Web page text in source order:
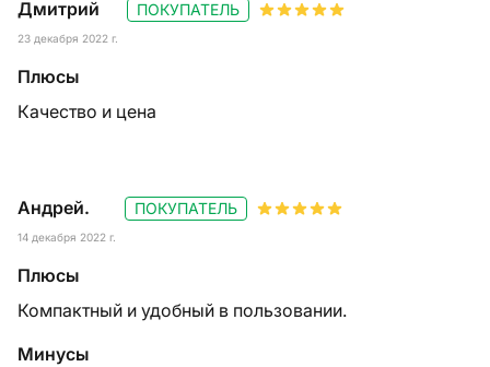
Дмитрий
23 декабря 2022 г.
ПОКУПАТЕЛЬ
Плюсы
Качество и цена
Андрей.
14 декабря 2022 г.
ПОКУПАТЕЛЬ
Плюсы
Компактный и удобный в пользовании.
Минусы